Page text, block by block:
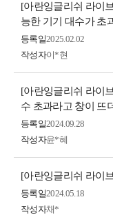
[아란잉글리쉬 라이
능한 기기 대수가 초
등록일2025.02.02
작성자이*현
[아란잉글리쉬 라이
수 초과라고 창이 뜨
등록일2024.09.28
작성자윤*혜
[아란잉글리쉬 라이
등록일2024.05.18
작성자채*